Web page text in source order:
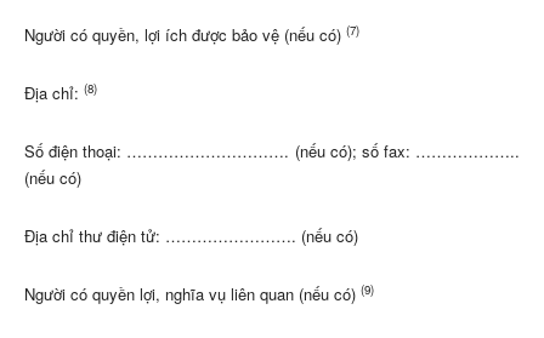
Người có quyền, lợi ích được bảo vệ (nếu có) (7)
Địa chỉ: (8)
Số điện thoại: …………………………. (nếu có); số fax: ………………..
(nếu có)
Địa chỉ thư điện tử: ……………………. (nếu có)
Người có quyền lợi, nghĩa vụ liên quan (nếu có) (9)